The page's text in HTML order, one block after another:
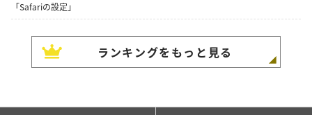
「Safariの設定」
ランキングをもっと見る